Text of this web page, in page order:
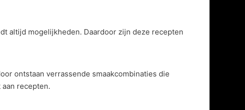
altijd mogelijkheden. Daardoor zijn deze recepten
ontstaan verrassende smaakcombinaties die
recepten.